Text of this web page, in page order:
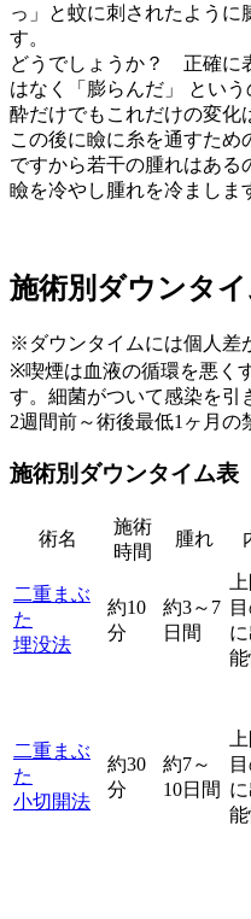
っ」と蚊に刺されたように
す。
どうでしょうか？ 正確に
はなく「膨らんだ」 とい
酔だけでもこれだけの変化
この後に瞼に糸を通すため
ですから若干の腫れはある
瞼を冷やし腫れを冷ましま
施術別ダウンタ
※ダウンタイムには個人差
※喫煙は血液の循環を悪く
す。細菌がついて感染を引
2週間前～術後最低1ヶ月の
施術別ダウンタイム表
術名
施術
時間
腫れ
二重まぶ
た
埋没法
約10
分
約3～7
日間
に
能
二重まぶ
た
小切開法
約30
分
約7～
10日間 に
能